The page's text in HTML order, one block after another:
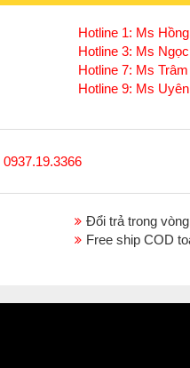
Hotline 1: Ms
Hotline 3: Ms
Hotline 7: Ms
Hotline 9: Ms
0937.19.3366
Đổi trả trong
Free ship COD